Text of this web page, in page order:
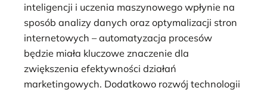
inteligencji i uczenia maszynowego wpłynie na
sposób analizy danych oraz optymalizacji stron
internetowych – automatyzacja procesów
będzie miała kluczowe znaczenie dla
zwiększenia efektywności działań
marketingowych. Dodatkowo rozwój technologii